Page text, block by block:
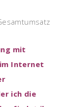
mit
Internet
ich die